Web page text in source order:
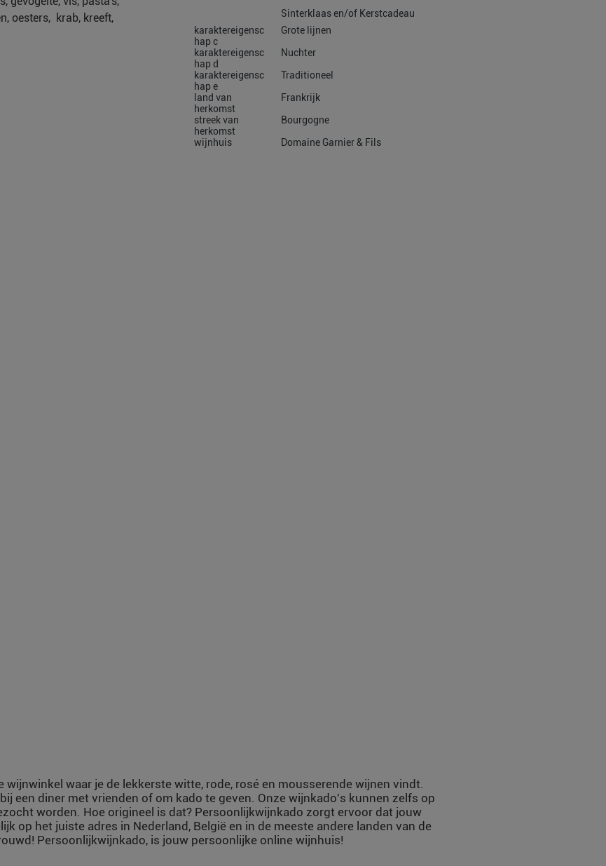
oesters, krab, kreeft,
Sinterklaas en/of Kerstcadeau
karaktereigensc
hap c
Grote lijnen
karaktereigensc
hap d
Nuchter
karaktereigensc
hap e
Traditioneel
land van
herkomst
Frankrijk
streek van
herkomst
Bourgogne
wijnhuis
Domaine Garnier & Fils
waar je de lekkerste witte, rode, rosé en mousserende wijnen vindt.
een diner met vrienden of om kado te geven. Onze wijnkado's kunnen zelfs op
worden. Hoe origineel is dat? Persoonlijkwijnkado zorgt ervoor dat jouw
op het juiste adres in Nederland, België en in de meeste andere landen van de
Persoonlijkwijnkado, is jouw persoonlijke online wijnhuis!